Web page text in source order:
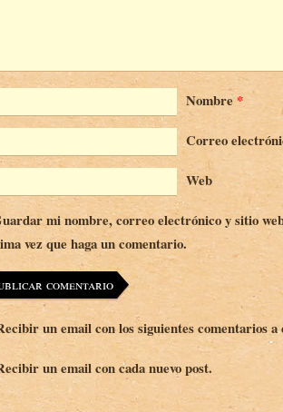
Nombre *
Correo
Web
mi nombre, correo electrónico y sitio
vez que haga un comentario.
un email con los siguientes comentarios a
un email con cada nuevo post.